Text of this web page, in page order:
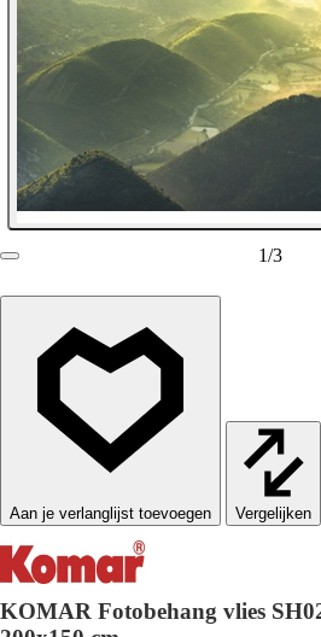
1/3
Vergelijken
KOMAR Fotobehang vlies